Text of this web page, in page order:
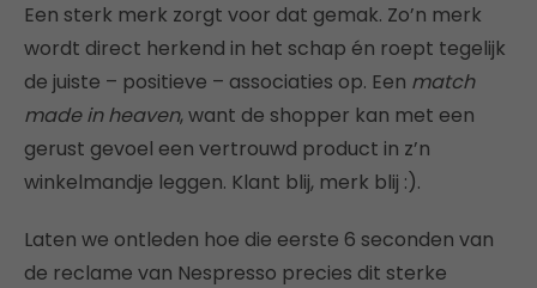
Een sterk merk zorgt voor dat gemak. Zo’n merk
wordt direct herkend in het schap én roept tegelijk
de juiste – positieve – associaties op. Een match
made in heaven, want de shopper kan met een
gerust gevoel een vertrouwd product in z’n
winkelmandje leggen. Klant blij, merk blij :).
Laten we ontleden hoe die eerste 6 seconden van
de reclame van Nespresso precies dit sterke